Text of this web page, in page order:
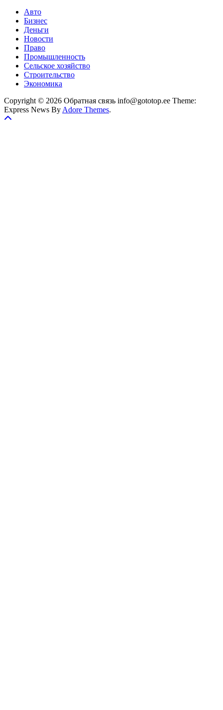
Авто
Бизнес
Деньги
Новости
Право
Промышленность
Сельское хозяйство
Строительство
Экономика
Copyright © 2026 Обратная связь info@gototop.ee Theme:
Express News By Adore Themes.